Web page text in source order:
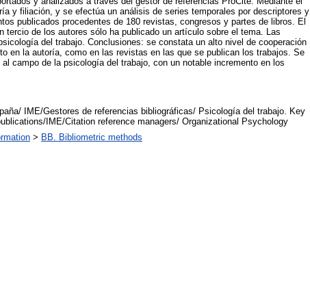
y filiación, y se efectúa un análisis de series temporales por descriptores y
publicados procedentes de 180 revistas, congresos y partes de libros. El
tercio de los autores sólo ha publicado un artículo sobre el tema. Las
del trabajo. Conclusiones: se constata un alto nivel de cooperación
en la autoría, como en las revistas en las que se publican los trabajos. Se
campo de la psicología del trabajo, con un notable incremento en los
IME/Gestores de referencias bibliográficas/ Psicología del trabajo. Key
IME/Citation reference managers/ Organizational Psychology
> BB. Bibliometric methods